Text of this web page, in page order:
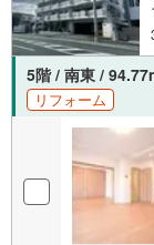
5階 / 南東 /
リフォーム